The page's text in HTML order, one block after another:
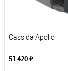
Cassida Apollo
51 420 ₽